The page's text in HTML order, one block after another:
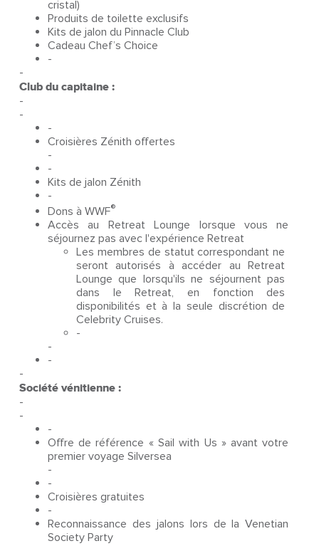
cristal)
Produits de toilette exclusifs
Kits de jalon du Pinnacle Club
Cadeau Chef’s Choice
-
-
Club du capitaine :
-
-
-
Croisières Zénith offertes
-
-
Kits de jalon Zénith
-
Dons à WWF®
Accès au Retreat Lounge lorsque vous ne
séjournez pas avec l'expérience Retreat
Les membres de statut correspondant ne
seront autorisés à accéder au Retreat
Lounge que lorsqu'ils ne séjournent pas
dans le Retreat, en fonction des
disponibilités et à la seule discrétion de
Celebrity Cruises.
-
-
-
-
Société vénitienne :
-
-
-
Offre de référence « Sail with Us » avant votre
premier voyage Silversea
-
-
Croisières gratuites
-
Reconnaissance des jalons lors de la Venetian
Society Party